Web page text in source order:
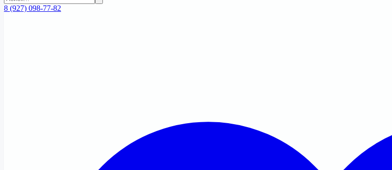
8 (927) 098-77-82